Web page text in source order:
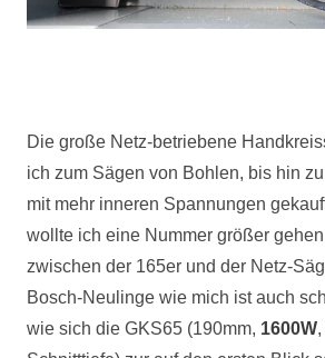
Die große Netz-betriebene
ich zum Sägen von Bohlen, bis hin
mit mehr inneren Spannungen
wollte ich eine Nummer größer
zwischen der 165er und der Netz-
Bosch-Neulinge wie mich ist auch
wie sich die GKS65 (190mm, 1600W